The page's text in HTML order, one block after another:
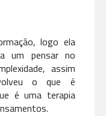
logo ela
um pensar no
assim
o que é
é uma terapia